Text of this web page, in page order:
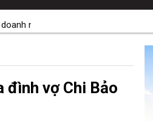
nghiệp
đình vợ Chi Bảo